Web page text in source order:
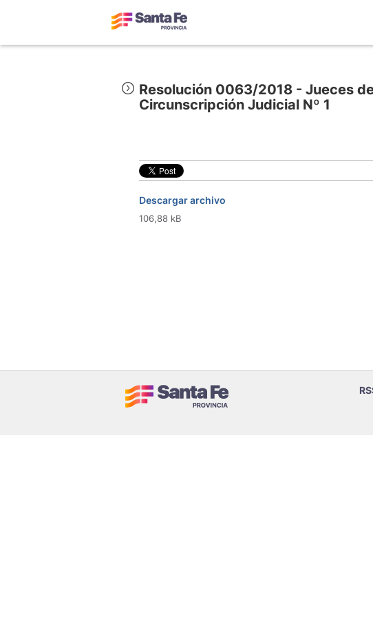
Resolución 0063/2018 - Jueces
Circunscripción Judicial Nº 1
Descargar archivo
106,88 kB